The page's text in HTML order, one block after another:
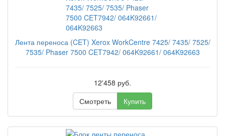
Лента переноса (CET) Xerox WorkCentre 7425/ 7435/ 7525/
7535/ Phaser 7500 CET7942/ 064K92661/ 064K92663
12'458 руб.
Смотреть
Купить